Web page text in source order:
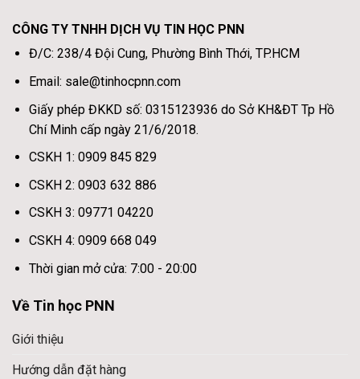
CÔNG TY TNHH DỊCH VỤ TIN HỌC PNN
Đ/C: 238/4 Đội Cung, Phường Bình Thới, TP.HCM
Email: sale@tinhocpnn.com
Giấy phép ĐKKD số: 0315123936 do Sở KH&ĐT Tp Hồ
Chí Minh cấp ngày 21/6/2018.
CSKH 1: 0909 845 829
CSKH 2: 0903 632 886
CSKH 3: 09771 04220
CSKH 4: 0909 668 049
Thời gian mở cửa: 7:00 - 20:00
Về Tin học PNN
Giới thiệu
Hướng dẫn đặt hàng